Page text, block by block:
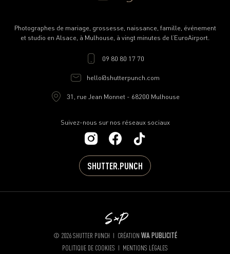
Suivez-nous sur nos réseaux sociaux
SHUTTER.PUNCH
Photographes de mariage, grossesse, naissance, famille, événement
et studio en Alsace, à Mulhouse, à vingt minutes de l’EuroAirport.
09 80 80 17 70
hello@shutterpunch.com
31, rue Jean Monnet - 68200 Mulhouse
© 2026 SHUTTER PUNCH I CRÉATION WA PUBLICITÉ
POLITIQUE DE COOKIES I MENTIONS LÉGALES